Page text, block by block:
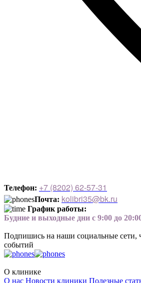
Телефон: +7 (8202) 62-57-31
Почта: kolibri35@bk.ru
График работы:
Будние и выходные дни с 9:00 до
Подпишись на наши социальные сети,
событий
О клинике
О нас Новости клиники Полезные